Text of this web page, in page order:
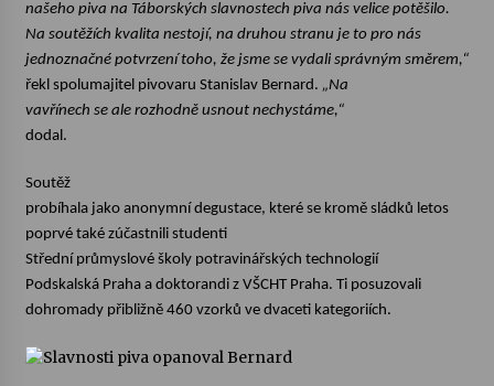
Letní koncerty ve Stromovce: Rufus Miller
22. 7. 2026
Vysočinka
Ozvěny prázdnin
14. 7. 2026
Za kulturou kousek za Humpolec. V Želivě ožije
13. 7. 2026
našeho piva na Táborských slavnostech piva nás velice potěšilo.
Na soutěžích kvalita nestojí, na druhou stranu je to pro nás
jednoznačné potvrzení toho, že jsme se vydali správným směrem,“
řekl spolumajitel pivovaru Stanislav Bernard. „Na
vavřínech se ale rozhodně usnout nechystáme,“
dodal.
Soutěž
probíhala jako anonymní degustace, které se kromě sládků letos
poprvé také zúčastnili studenti
Střední průmyslové školy potravinářských technologií
Podskalská Praha a doktorandi z VŠCHT Praha. Ti posuzovali
dohromady přibližně 460 vzorků ve dvaceti kategoriích.